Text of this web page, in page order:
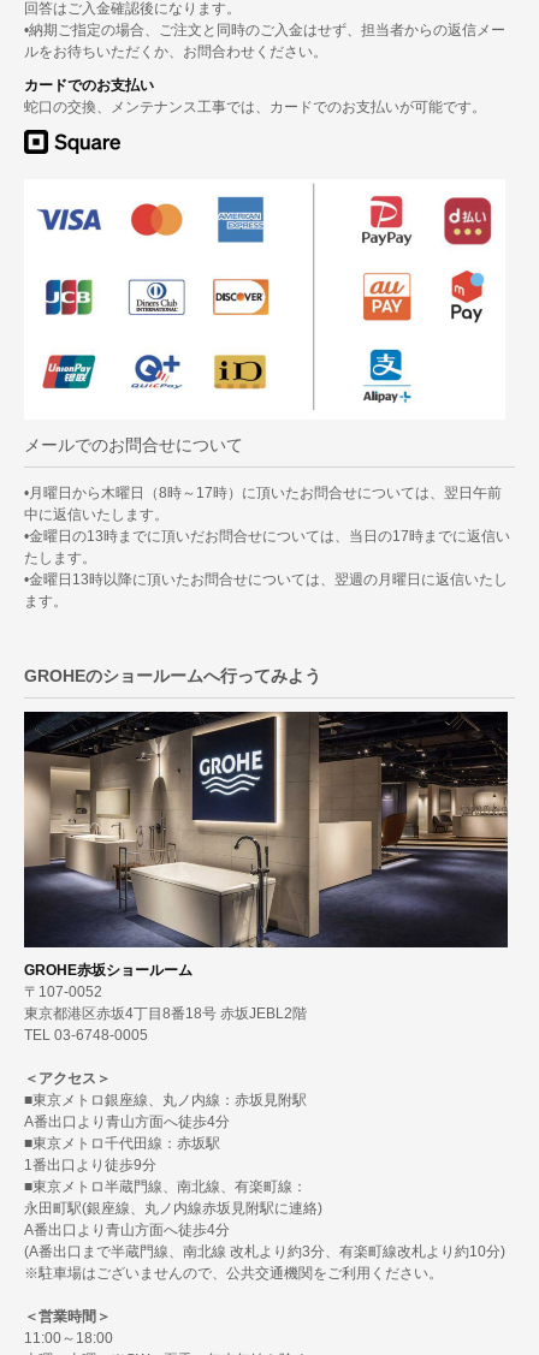
回答はご入金確認後になります。
•納期ご指定の場合、ご注文と同時のご入金はせず、担当者からの返信メー
ルをお待ちいただくか、お問合わせください。
カードでのお支払い
蛇口の交換、メンテナンス工事では、カードでのお支払いが可能です。
メールでのお問合せについて
•月曜日から木曜日（8時～17時）に頂いたお問合せについては、翌日午前
中に返信いたします。
•金曜日の13時までに頂いだお問合せについては、当日の17時までに返信い
たします。
•金曜日13時以降に頂いたお問合せについては、翌週の月曜日に返信いたし
ます。
GROHEのショールームへ行ってみよう
GROHE赤坂ショールーム
〒107-0052
東京都港区赤坂4丁目8番18号 赤坂JEBL2階
TEL 03-6748-0005
＜アクセス＞
■東京メトロ銀座線、丸ノ内線：赤坂見附駅
A番出口より青山方面へ徒歩4分
■東京メトロ千代田線：赤坂駅
1番出口より徒歩9分
■東京メトロ半蔵門線、南北線、有楽町線：
永田町駅(銀座線、丸ノ内線赤坂見附駅に連絡)
A番出口より青山方面へ徒歩4分
(A番出口まで半蔵門線、南北線 改札より約3分、有楽町線改札より約10分)
※駐車場はございませんので、公共交通機関をご利用ください。
＜営業時間＞
11:00～18:00